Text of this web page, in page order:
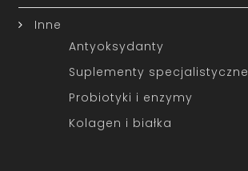
Inne
Antyoksydanty
Suplementy specjalistyczne
Probiotyki i enzymy
Kolagen i białka